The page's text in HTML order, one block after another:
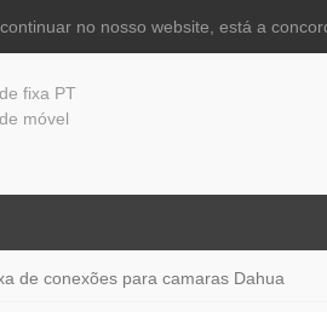
fixa PT
móvel
de conexões para camaras Dahua
no nosso website, está a